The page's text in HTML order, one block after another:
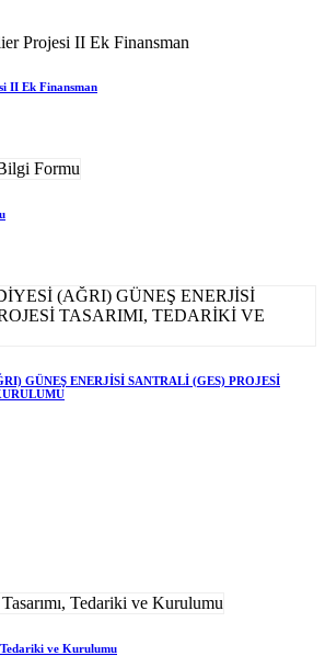
II Ek Finansman
GÜNEŞ ENERJİSİ SANTRALİ (GES) PROJESİ
Tedariki ve Kurulumu